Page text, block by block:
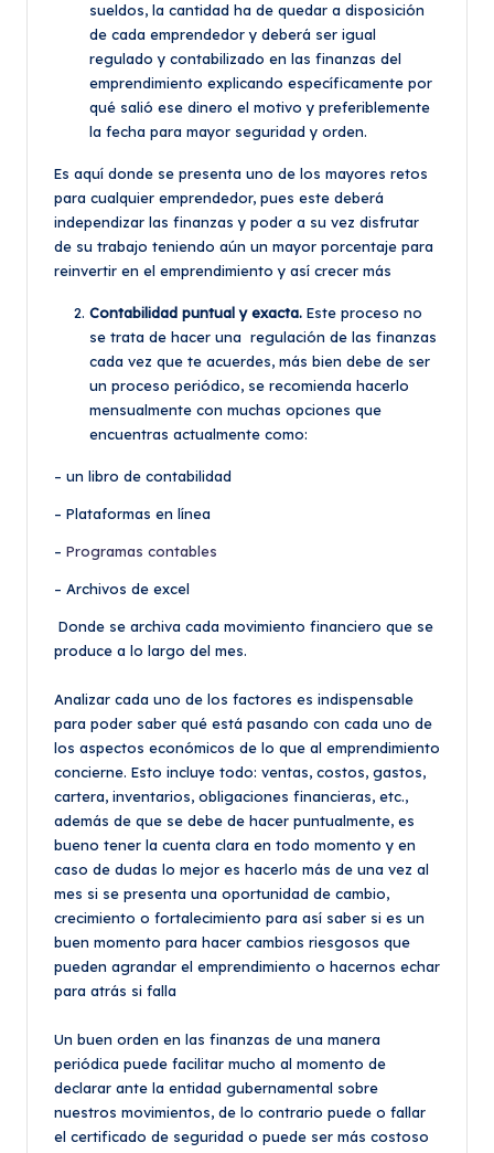
sueldos, la cantidad ha de quedar a disposición
de cada emprendedor y deberá ser igual
regulado y contabilizado en las finanzas del
emprendimiento explicando específicamente por
qué salió ese dinero el motivo y preferiblemente
la fecha para mayor seguridad y orden.
Es aquí donde se presenta uno de los mayores retos
para cualquier emprendedor, pues este deberá
independizar las finanzas y poder a su vez disfrutar
de su trabajo teniendo aún un mayor porcentaje para
reinvertir en el emprendimiento y así crecer más
Contabilidad puntual y exacta. Este proceso no
se trata de hacer una regulación de las finanzas
cada vez que te acuerdes, más bien debe de ser
un proceso periódico, se recomienda hacerlo
mensualmente con muchas opciones que
encuentras actualmente como:
– un libro de contabilidad
– Plataformas en línea
– Programas contables
– Archivos de excel
Donde se archiva cada movimiento financiero que se
produce a lo largo del mes.
Analizar cada uno de los factores es indispensable
para poder saber qué está pasando con cada uno de
los aspectos económicos de lo que al emprendimiento
concierne. Esto incluye todo: ventas, costos, gastos,
cartera, inventarios, obligaciones financieras, etc.,
además de que se debe de hacer puntualmente, es
bueno tener la cuenta clara en todo momento y en
caso de dudas lo mejor es hacerlo más de una vez al
mes si se presenta una oportunidad de cambio,
crecimiento o fortalecimiento para así saber si es un
buen momento para hacer cambios riesgosos que
pueden agrandar el emprendimiento o hacernos echar
para atrás si falla
Un buen orden en las finanzas de una manera
periódica puede facilitar mucho al momento de
declarar ante la entidad gubernamental sobre
nuestros movimientos, de lo contrario puede o fallar
el certificado de seguridad o puede ser más costoso